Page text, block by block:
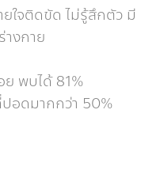
ใจติดขัด ไม่รู้สึกตัว มี
งกาย
พบได้ 81%
อดมากกว่า 50%